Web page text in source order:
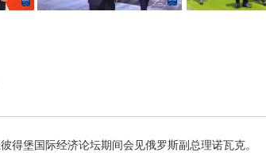
得堡国际经济论坛期间会见俄罗斯副总理诺瓦克。